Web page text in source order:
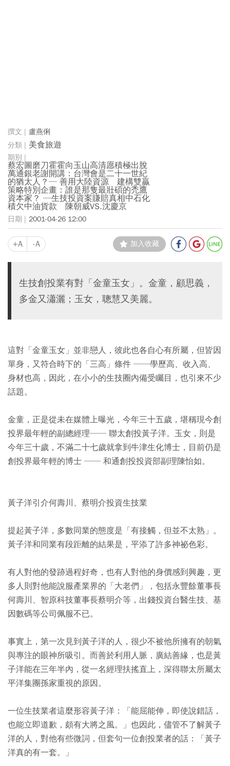
盧燕俐
美食旅遊
蔡宏圖磨刀霍霍向玉山高清愿積極出脫
萬通銀老謝開講：台灣會是二十一世紀
的猶太人？─ 善用大陸資源 建構雙贏
策略特別企畫：誰是那隻最壯碩的禿鷹
資本家？ ─生技投資案賺賠真相中石化
積欠中油貨款 陳朝威VS.沈慶京
2001-04-26 12:00
+A -A 加入收藏
生技創投業有對「金童玉女」。金童，顧思義，
多金又瀟灑；玉女，聰慧又美麗。
這對「金童玉女」並非戀人，彼此也各自心有所屬，但皆因
單身，又符合時下的「三高」條件 ──學歷高、收入高、
身材也高，因此，在小小的生技圈內備受矚目，也引來不少
話題。
金童，正是從未在媒體上曝光，今年三十五歲，堪稱現今創
投界最年輕的副總經理── 聯太創投黃子洋。玉女，則是
今年三十歲，不滿二十七歲就拿到牛津生化博士，目前仍是
創投界最年輕的博士 ── 和通創投投資部副理陳怡如。
黃子洋引介何壽川、蔡明介投資生技業
提起黃子洋，多數同業的態度是「有接觸，但並不太熟」。
黃子洋和同業有段距離的結果是，平添了許多神祕色彩。
有人對他的發跡過程好奇，也有人對他的身價感到興趣，更
多人則對他能說服產業界的「大老們」，包括永豐餘董事長
何壽川、智原科技董事長蔡明介等，出錢投資台醫生技、基
因數碼等公司佩服不已。
事實上，第一次見到黃子洋的人，很少不被他所擁有的朝氣
與專注的眼神所吸引。而善於利用人脈，廣結善緣，也是黃
子洋能在三年半內，從一名經理扶搖直上，深得聯太所屬太
平洋集團孫家重視的原因。
一位生技業者這麼形容黃子洋：「能屈能伸，即使說錯話，
也能立即道歉，頗有大將之風。」也因此，儘管不了解黃子
洋的人，對他有些微詞，但套句一位創投業者的話：「黃子
洋真的有一套。」